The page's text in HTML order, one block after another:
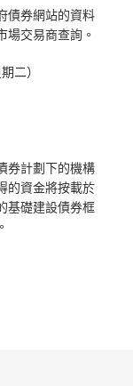
債券網站的資料
場交易商查詢。
二）
券計劃下的機構
的資金將按載於
基礎建設債券框